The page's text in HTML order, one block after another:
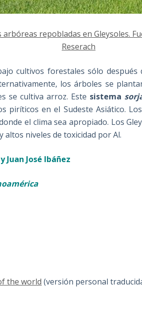
arbóreas repobladas en Gleysoles.
Reserach
cultivos forestales sólo
los árboles se
se cultiva arroz. Este sistema
piríticos en el Sudeste Asiático.
el clima sea apropiado. Los
altos niveles de toxicidad por Al.
Juan José Ibáñez
the world (versión personal